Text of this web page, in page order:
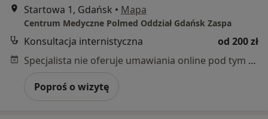
Startowa 1, Gdańsk • Mapa
Centrum Medyczne Polmed Oddział Gdańsk Zaspa
Konsultacja internistyczna
od 200 zł
Specjalista nie oferuje umawiania online pod tym adresem.
Poproś o wizytę